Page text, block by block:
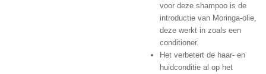
voor deze shampoo is de
introductie van Moringa-olie,
deze werkt in zoals een
conditioner.
Het verbetert de haar- en
huidconditie al op het